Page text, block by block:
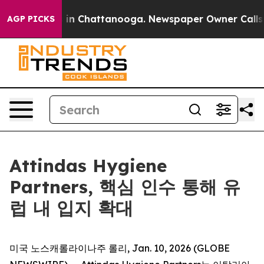
AGP PICKS
Chaos in Chattanooga. Newspaper Owner Calls
Attindas Hygiene
Partners, 핵심 인수 통해 유
럽 내 입지 확대
미국 노스캐롤라이나주 롤리, Jan. 10, 2026 (GLOBE